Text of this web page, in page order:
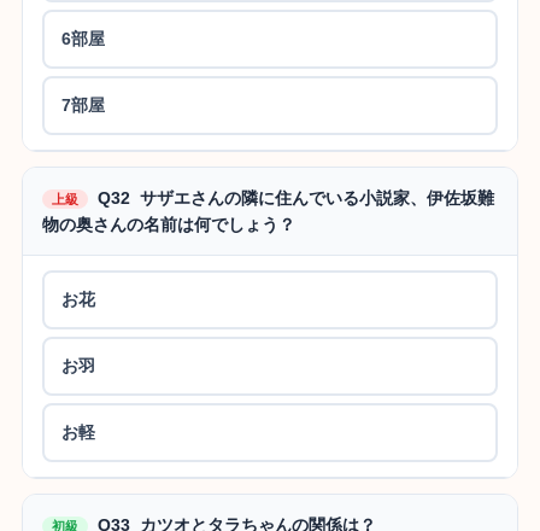
6部屋
7部屋
上級
Q32 サザエさんの隣に住んでいる小説家、伊佐坂難
物の奥さんの名前は何でしょう？
お花
お羽
お軽
初級 Q33 カツオとタラちゃんの関係は？